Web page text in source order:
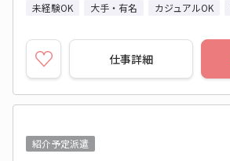
未経験OK 大手・有名 カジュアルOK
仕事詳細
紹介予定派遣